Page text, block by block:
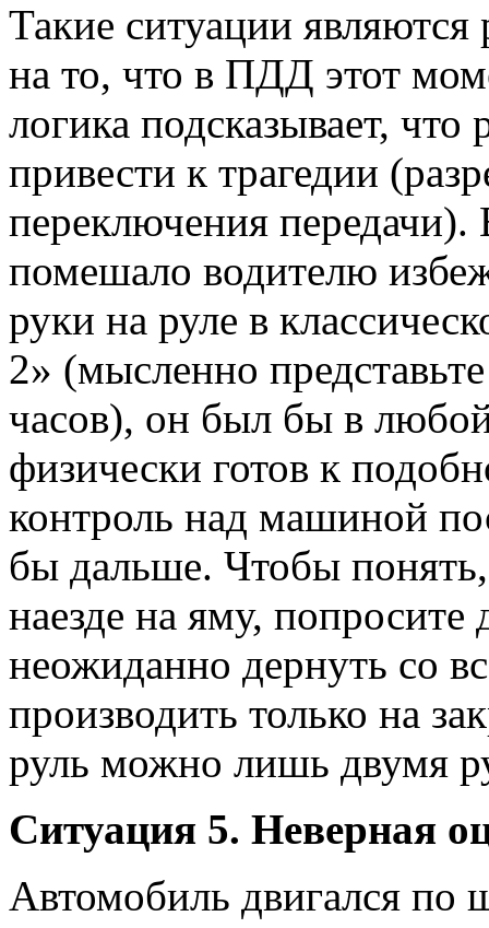
Такие ситуации
на то, что в ПДД этот
логика подсказывает,
привести к трагедии
переключения
помешало водителю
руки на руле в
2» (мысленно
часов), он был бы в
физически готов к
контроль над машиной
бы дальше. Чтобы понять,
наезде на яму, попросите
неожиданно дернуть со
производить только на
руль можно лишь двумя
Ситуация 5. Неверная
Автомобиль двигался по